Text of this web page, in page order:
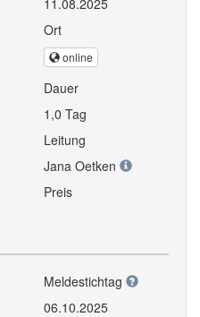
11.08.2025
Ort
online
Dauer
1,0 Tag
Leitung
Jana Oetken
Preis
Meldestichtag
06.10.2025